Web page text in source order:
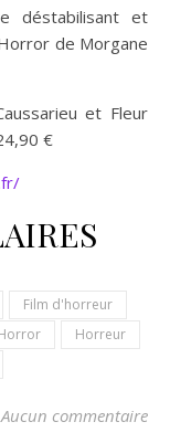
déstabilisant et
de Morgane
et Fleur
€
Film d'horreur
Horreur
Aucun commentaire